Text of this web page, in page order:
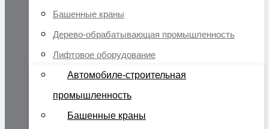
Башенные краны
Дерево-обрабатывающая промышленность
Лифтовое оборудование
Автомобиле-строительная
промышленность
Башенные краны